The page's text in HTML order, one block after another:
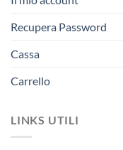
Recupera Password
Cassa
Carrello
LINKS UTILI